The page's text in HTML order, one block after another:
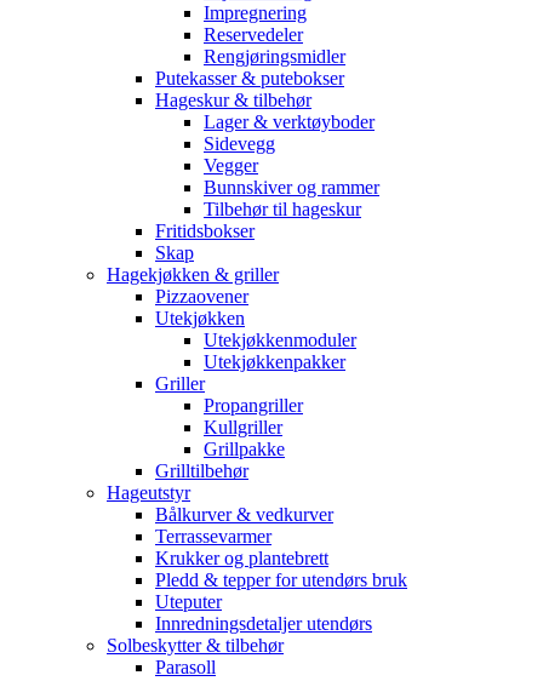
Impregnering
Reservedeler
Rengjøringsmidler
Putekasser & putebokser
Hageskur & tilbehør
Lager & verktøyboder
Sidevegg
Vegger
Bunnskiver og rammer
Tilbehør til hageskur
Fritidsbokser
Skap
Hagekjøkken & griller
Pizzaovener
Utekjøkken
Utekjøkkenmoduler
Utekjøkkenpakker
Griller
Propangriller
Kullgriller
Grillpakke
Grilltilbehør
Hageutstyr
Bålkurver & vedkurver
Terrassevarmer
Krukker og plantebrett
Pledd & tepper for utendørs bruk
Uteputer
Innredningsdetaljer utendørs
Solbeskytter & tilbehør
Parasoll